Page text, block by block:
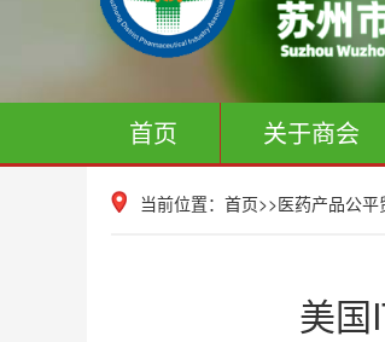
首页 关于商会
当前位置： 首页>>医药产品公平
美国